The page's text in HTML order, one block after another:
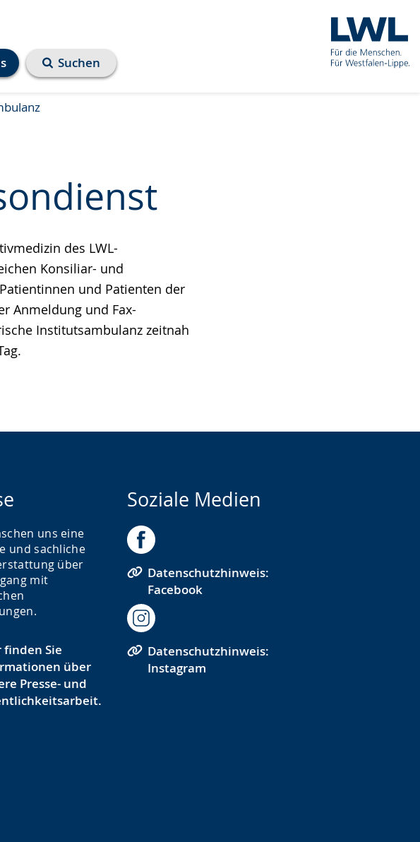
Suchen
des LWL-
Konsiliar- und
und Patienten der
Anmeldung und Fax-
Institutsambulanz zeitnah
uns eine
und sachliche
über
mit
finden Sie
über
Presse- und
Soziale Medien
Datenschutzhinweis:
Facebook
Datenschutzhinweis:
Instagram